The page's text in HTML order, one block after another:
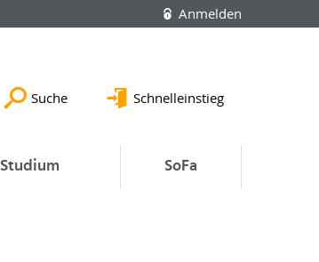
Anmelden
Suche Schnelleinstieg
Studium SoFa